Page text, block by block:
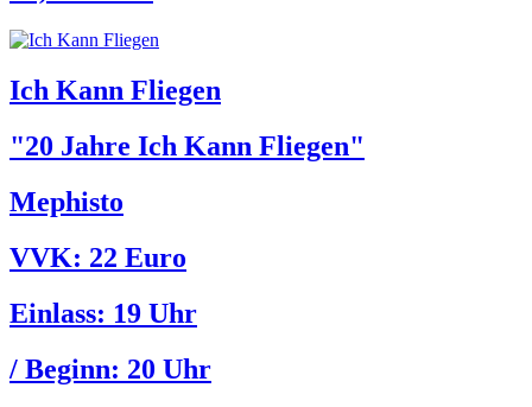
Ich Kann Fliegen
"20 Jahre Ich Kann Fliegen"
Mephisto
VVK: 22 Euro
Einlass: 19 Uhr
/ Beginn: 20 Uhr